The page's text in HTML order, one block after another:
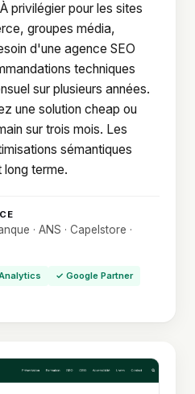
privilégier pour les sites
groupes média,
d'une agence SEO
techniques
sur plusieurs années.
une solution cheap ou
sur trois mois. Les
sémantiques
long terme.
· ANS · Capelstore ·
✓ Google Partner